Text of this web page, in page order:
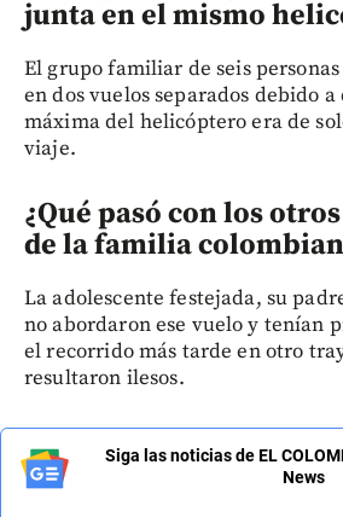
junta en el mismo
El grupo familiar de seis
en dos vuelos separados debido
máxima del helicóptero era de
viaje.
¿Qué pasó con los
de la familia
La adolescente festejada, su
no abordaron ese vuelo y tenían
el recorrido más tarde en otro
resultaron ilesos.
Siga las noticias de EL
News